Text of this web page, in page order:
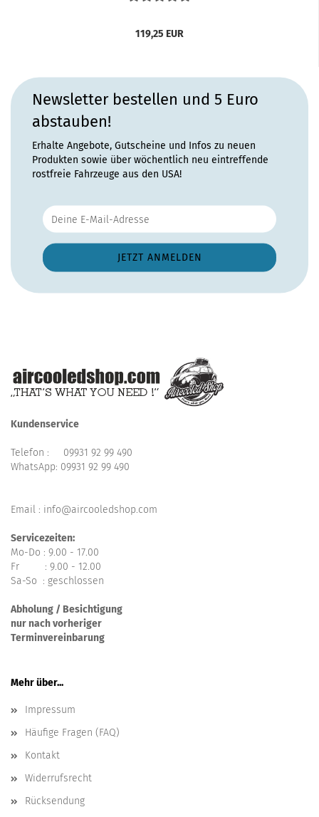
119,25 EUR
Newsletter bestellen und 5 Euro
abstauben!
Erhalte Angebote, Gutscheine und Infos zu neuen
Produkten sowie über wöchentlich neu eintreffende
rostfreie Fahrzeuge aus den USA!
Kundenservice
Telefon : 09931 92 99 490
WhatsApp: 09931 92 99 490
Email : info@aircooledshop.com
Servicezeiten:
Mo-Do : 9.00 - 17.00
Fr : 9.00 - 12.00
Sa-So : geschlossen
Abholung / Besichtigung
nur nach vorheriger
Terminvereinbarung
Mehr über...
Impressum
Häufige Fragen (FAQ)
Kontakt
Widerrufsrecht
Rücksendung